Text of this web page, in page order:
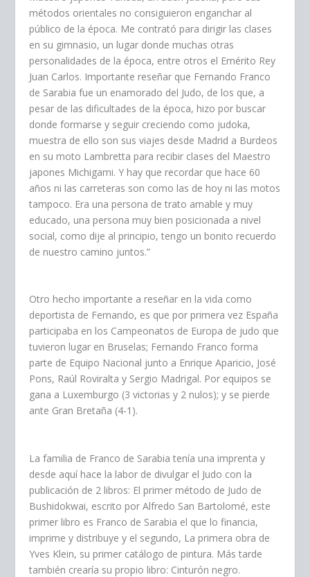
métodos orientales no consiguieron enganchar al
público de la época. Me contrató para dirigir las clases
en su gimnasio, un lugar donde muchas otras
personalidades de la época, entre otros el Emérito Rey
Juan Carlos. Importante reseñar que Fernando Franco
de Sarabia fue un enamorado del Judo, de los que, a
pesar de las dificultades de la época, hizo por buscar
donde formarse y seguir creciendo como judoka,
muestra de ello son sus viajes desde Madrid a Burdeos
en su moto Lambretta para recibir clases del Maestro
japones Michigami. Y hay que recordar que hace 60
años ni las carreteras son como las de hoy ni las motos
tampoco. Era una persona de trato amable y muy
educado, una persona muy bien posicionada a nivel
social, como dije al principio, tengo un bonito recuerdo
de nuestro camino juntos.”
Otro hecho importante a reseñar en la vida como
deportista de Fernando, es que por primera vez España
participaba en los Campeonatos de Europa de judo que
tuvieron lugar en Bruselas; Fernando Franco forma
parte de Equipo Nacional junto a Enrique Aparicio, José
Pons, Raúl Roviralta y Sergio Madrigal. Por equipos se
gana a Luxemburgo (3 victorias y 2 nulos); y se pierde
ante Gran Bretaña (4-1).
La familia de Franco de Sarabia tenía una imprenta y
desde aquí hace la labor de divulgar el Judo con la
publicación de 2 libros: El primer método de Judo de
Bushidokwai, escrito por Alfredo San Bartolomé, este
primer libro es Franco de Sarabia el que lo financia,
imprime y distribuye y el segundo, La primera obra de
Yves Klein, su primer catálogo de pintura. Más tarde
también crearía su propio libro: Cinturón negro.